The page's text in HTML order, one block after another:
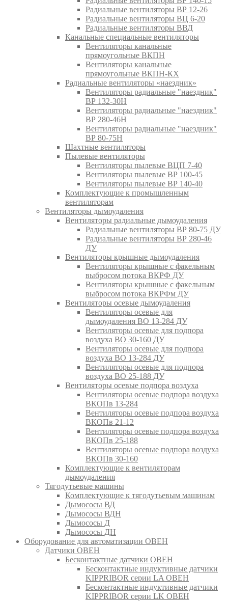
Радиальные вентиляторы ВР 12-26
Радиальные вентиляторы ВЦ 6-20
Радиальные вентиляторы ВВД
Канальные специальные вентиляторы
Вентиляторы канальные
прямоугольные ВКПН
Вентиляторы канальные
прямоугольные ВКПН-КХ
Радиальные вентиляторы «наездник»
Вентиляторы радиальные "наездник"
ВР 132-30Н
Вентиляторы радиальные "наездник"
ВР 280-46Н
Вентиляторы радиальные "наездник"
ВР 80-75Н
Шахтные вентиляторы
Пылевые вентиляторы
Вентиляторы пылевые ВЦП 7-40
Вентиляторы пылевые ВР 100-45
Вентиляторы пылевые ВР 140-40
Комплектующие к промышленным
вентиляторам
Вентиляторы дымоудаления
Вентиляторы радиальные дымоудаления
Радиальные вентиляторы ВР 80-75 ДУ
Радиальные вентиляторы ВР 280-46
ДУ
Вентиляторы крышные дымоудаления
Вентиляторы крышные с факельным
выбросом потока ВКРФ ДУ
Вентиляторы крышные с факельным
выбросом потока ВКРФм ДУ
Вентиляторы осевые дымоудаления
Вентиляторы осевые для
дымоудаления ВО 13-284 ДУ
Вентиляторы осевые для подпора
воздуха ВО 30-160 ДУ
Вентиляторы осевые для подпора
воздуха ВО 13-284 ДУ
Вентиляторы осевые для подпора
воздуха ВО 25-188 ДУ
Вентиляторы осевые подпора воздуха
Вентиляторы осевые подпора воздуха
ВКОПв 13-284
Вентиляторы осевые подпора воздуха
ВКОПв 21-12
Вентиляторы осевые подпора воздуха
ВКОПв 25-188
Вентиляторы осевые подпора воздуха
ВКОПв 30-160
Комплектующие к вентиляторам
дымоудаления
Тягодутьевые машины
Комплектующие к тягодутьевым машинам
Дымососы ВД
Дымососы ВДН
Дымососы Д
Дымососы ДН
Оборудование для автоматизации ОВЕН
Датчики ОВЕН
Бесконтактные датчики ОВЕН
Бесконтактные индуктивные датчики
KIPPRIBOR серии LA ОВЕН
Бесконтактные индуктивные датчики
KIPPRIBOR серии LK ОВЕН